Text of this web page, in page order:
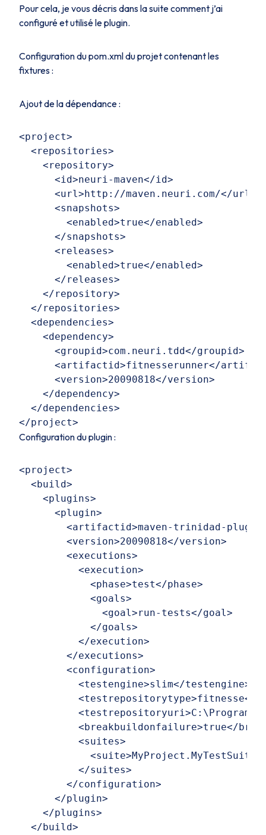
Pour cela, je vous décris dans la suite comment j’ai
configuré et utilisé le plugin.
Configuration du pom.xml du projet contenant les
fixtures :
Ajout de la dépendance :
<project>
  <repositories>
    <repository>
      <id>neuri-maven</id>
<url>http://maven.neuri.com/</
      <snapshots>
        <enabled>true</enabled>
      </snapshots>
      <releases>
        <enabled>true</enabled>
      </releases>
    </repository>
  </repositories>
  <dependencies>
    <dependency>
      <groupid>com.neuri.tdd</groupid>
<artifactid>fitnesserunner</
      <version>20090818</version>
    </dependency>
  </dependencies>
Configuration du plugin :
<project>
  <build>
    <plugins>
      <plugin>
<artifactid>maven-trinidad-
        <version>20090818</version>
        <executions>
          <execution>
            <phase>test</phase>
            <goals>
              <goal>run-tests</goal>
            </goals>
          </execution>
        </executions>
        <configuration>
          <testengine>slim</testengine>
<testrepositorytype>fitnesse</
<breakbuildonfailure>true</
          <suites>
          </suites>
        </configuration>
      </plugin>
    </plugins>
  </build>